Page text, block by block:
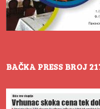
BAČKA PRESS BROJ